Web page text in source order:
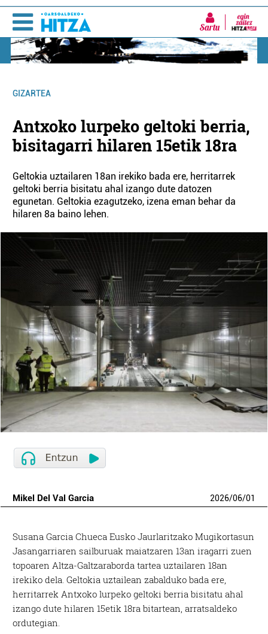
Sartu
GIZARTEA
Antxoko lurpeko geltoki berria,
bisitagarri hilaren 15etik 18ra
Geltokia uztailaren 18an irekiko bada ere, herritarrek
geltoki berria bisitatu ahal izango dute datozen
egunetan. Geltokia ezagutzeko, izena eman behar da
hilaren 8a baino lehen.
Mikel Del Val Garcia 2026/06/01
Susana Garcia Chueca Eusko Jaurlaritzako Mugikortasun
Jasangarriaren sailburuak maiatzaren 13an iragarri zuen
topoaren Altza-Galtzaraborda tartea uztailaren 18an
irekiko dela. Geltokia uztailean zabalduko bada ere,
herritarrek Antxoko lurpeko geltoki berria bisitatu ahal
izango dute hilaren 15etik 18ra bitartean, arratsaldeko
ordutegian.